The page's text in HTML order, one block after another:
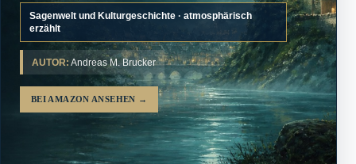
Sagenwelt und Kulturgeschichte · atmosphärisch
erzählt
AUTOR: Andreas M. Brucker
BEI AMAZON ANSEHEN →